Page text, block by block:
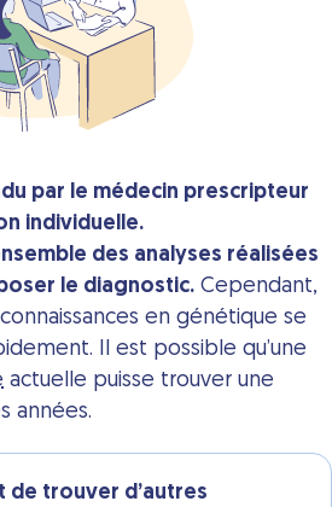
par le médecin prescripteur
individuelle.
des analyses réalisées
le diagnostic. Cependant,
en génétique se
Il est possible qu’une
actuelle puisse trouver une
années.
de trouver d’autres